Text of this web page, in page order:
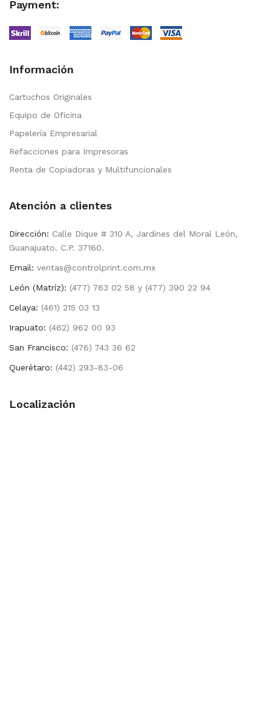
Payment:
Información
Cartuchos Originales
Equipo de Oficina
Papelería Empresarial
Refacciones para Impresoras
Renta de Copiadoras y Multifuncionales
Atención a clientes
Dirección: Calle Dique # 310 A, Jardines del Moral León,
Guanajuato. C.P. 37160.
Email: ventas@controlprint.com.mx
León (Matríz): (477) 763 02 58 y (477) 390 22 94
Celaya: (461) 215 03 13
Irapuato: (462) 962 00 93
San Francisco: (476) 743 36 62
Querétaro: (442) 293-83-06
Localización